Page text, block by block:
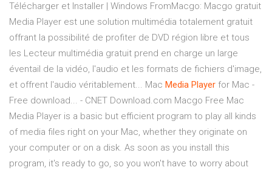
Télécharger et Installer | Windows FromMacgo: Macgo gratuit
Media Player est une solution multimédia totalement gratuit
offrant la possibilité de profiter de DVD région libre et tous
les Lecteur multimédia gratuit prend en charge un large
éventail de la vidéo, l'audio et les formats de fichiers d'image,
et offrent l'audio véritablement... Mac Media Player for Mac -
Free download... - CNET Download.com Macgo Free Mac
Media Player is a basic but efficient program to play all kinds
of media files right on your Mac, whether they originate on
your computer or on a disk. As soon as you install this
program, it's ready to go, so you won't have to worry about